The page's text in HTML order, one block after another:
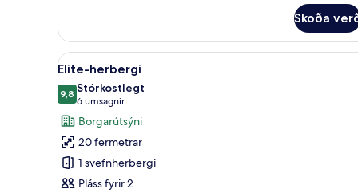
herbergi
Skoða
Skoða
allar
myndir
fyrir
Elite-
herbergi
Elite-herbergi | Dúnsængur,
5
Elite-herbergi
9,89,8 af 10
Stórkostlegt
6 umsagnir
(6
umsagnir)
Borgarútsýni
20 fermetrar
1 svefnherbergi
Pláss fyrir 2